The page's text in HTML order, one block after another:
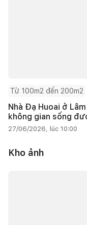
Từ 100m2 đến 200m2
Nhà Đạ Huoai ở
không gian sống
27/06/2026, lúc 10:00
Kho ảnh